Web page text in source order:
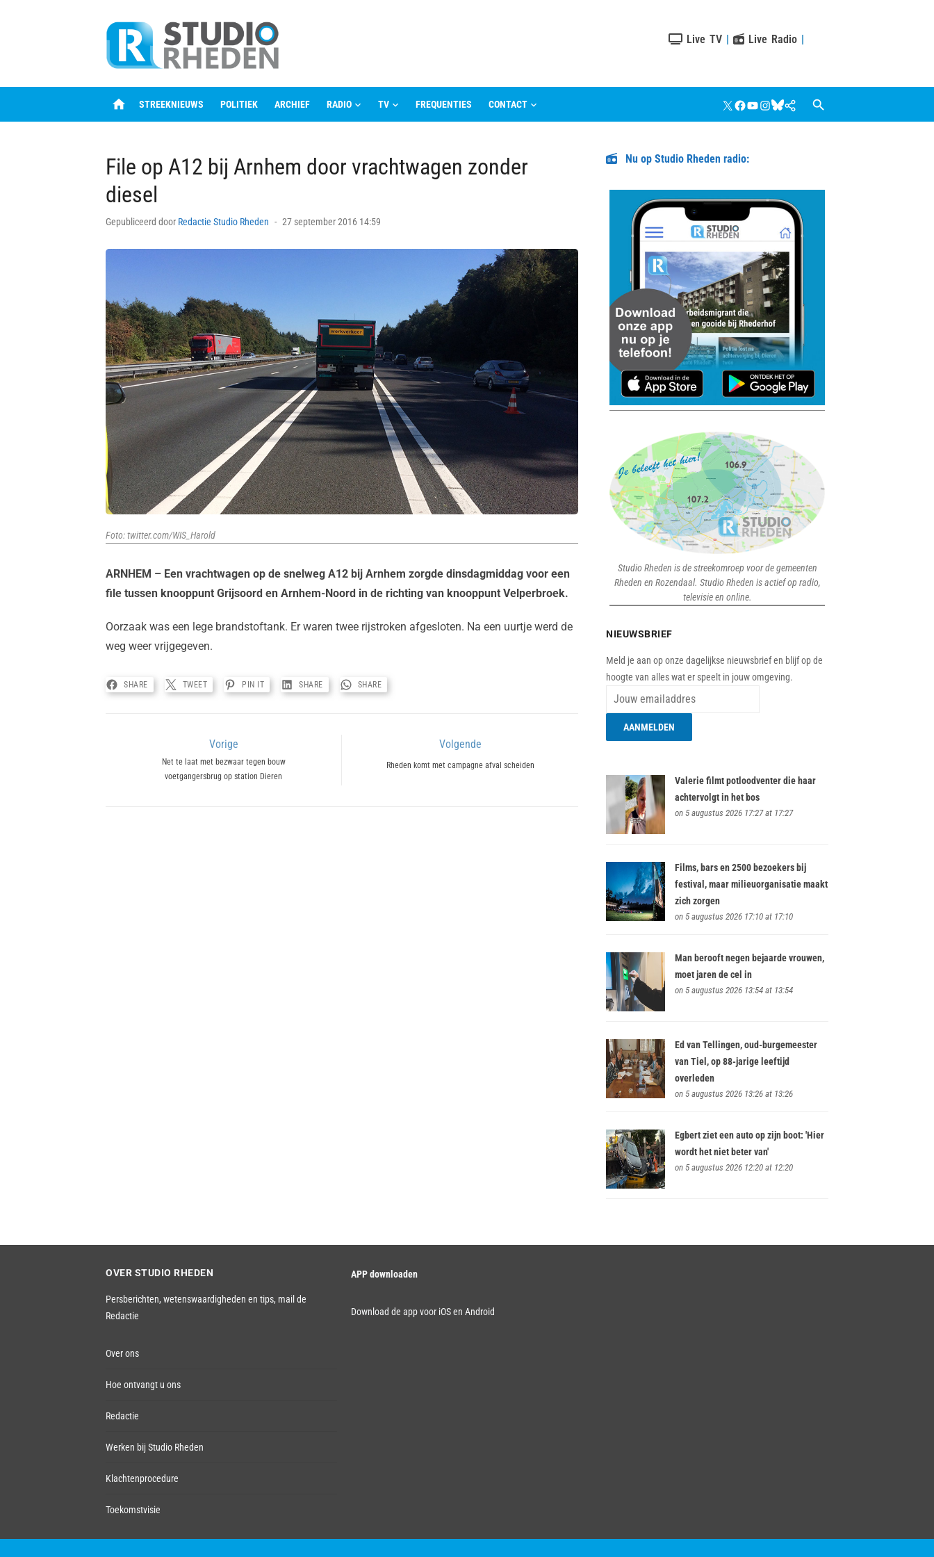
Live TV | Live Radio |
home STREEKNIEUWS POLITIEK ARCHIEF RADIO TV FREQUENTIES CONTACT X Facebook
YouTube
Instagram
Bluesky
Google
Nieuws
File op A12 bij Arnhem door vrachtwagen zonder
diesel
Gepubliceerd door Redactie Studio Rheden
Posted
27 september 2016 14:59
Foto: twitter.com/WIS_Harold
ARNHEM – Een vrachtwagen op de snelweg A12 bij Arnhem zorgde dinsdagmiddag voor een
file tussen knooppunt Grijsoord en Arnhem-Noord in de richting van knooppunt Velperbroek.
Oorzaak was een lege brandstoftank. Er waren twee rijstroken afgesloten. Na een uurtje werd de
weg weer vrijgegeven.
SHARE TWEET PIN IT SHARE SHARE
navigatie
Vorige
PreviousNet te laat met bezwaar tegen bouw
voetgangersbrug op station Dieren
Volgende
Next
Rheden komt met campagne afval scheiden
Nu op Studio Rheden radio:
Studio Rheden is de streekomroep voor de gemeenten
Rheden en Rozendaal. Studio Rheden is actief op radio,
televisie en online.
NIEUWSBRIEF
Meld je aan op onze dagelijkse nieuwsbrief en blijf op de
hoogte van alles wat er speelt in jouw omgeving.
Valerie filmt potloodventer die haar
achtervolgt in het bos
on 5 augustus 2026 17:27 at 17:27
Films, bars en 2500 bezoekers bij
festival, maar milieuorganisatie maakt
zich zorgen
on 5 augustus 2026 17:10 at 17:10
Man berooft negen bejaarde vrouwen,
moet jaren de cel in
on 5 augustus 2026 13:54 at 13:54
Ed van Tellingen, oud-burgemeester
van Tiel, op 88-jarige leeftijd
overleden
on 5 augustus 2026 13:26 at 13:26
Egbert ziet een auto op zijn boot: 'Hier
wordt het niet beter van'
on 5 augustus 2026 12:20 at 12:20
OVER STUDIO RHEDEN
Persberichten, wetenswaardigheden en tips, mail de
Redactie
Over ons
Hoe ontvangt u ons
Redactie
Werken bij Studio Rheden
Klachtenprocedure
Toekomstvisie
APP downloaden
Download de app voor iOS en Android